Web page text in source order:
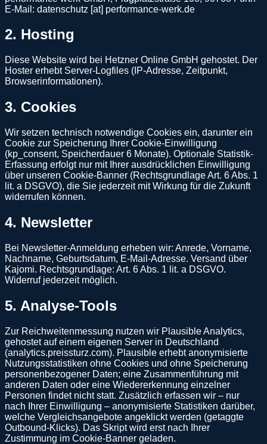
E-Mail: datenschutz [at] performance-werk.de
2. Hosting
Diese Website wird bei Hetzner Online GmbH gehostet. Der
Hoster erhebt Server-Logfiles (IP-Adresse, Zeitpunkt,
Browserinformationen).
3. Cookies
Wir setzen technisch notwendige Cookies ein, darunter ein
Cookie zur Speicherung Ihrer Cookie-Einwilligung
(kp_consent, Speicherdauer 6 Monate). Optionale Statistik-
Erfassung erfolgt nur mit Ihrer ausdrücklichen Einwilligung
über unseren Cookie-Banner (Rechtsgrundlage Art. 6 Abs. 1
lit. a DSGVO), die Sie jederzeit mit Wirkung für die Zukunft
widerrufen können.
4. Newsletter
Bei Newsletter-Anmeldung erheben wir: Anrede, Vorname,
Nachname, Geburtsdatum, E-Mail-Adresse. Versand über
Kajomi. Rechtsgrundlage: Art. 6 Abs. 1 lit. a DSGVO.
Widerruf jederzeit möglich.
5. Analyse-Tools
Zur Reichweitenmessung nutzen wir Plausible Analytics,
gehostet auf einem eigenen Server in Deutschland
(analytics.preissturz.com). Plausible erhebt anonymisierte
Nutzungsstatistiken ohne Cookies und ohne Speicherung
personenbezogener Daten; eine Zusammenführung mit
anderen Daten oder eine Wiedererkennung einzelner
Personen findet nicht statt. Zusätzlich erfassen wir – nur
nach Ihrer Einwilligung – anonymisierte Statistiken darüber,
welche Vergleichsangebote angeklickt werden (getaggte
Outbound-Klicks). Das Skript wird erst nach Ihrer
Zustimmung im Cookie-Banner geladen.